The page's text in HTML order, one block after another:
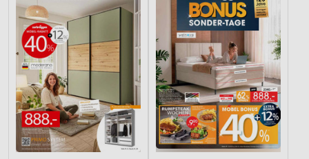
Geräte anhand von aktiv angeforderten
Informationen identifizieren
Nicht-IAB-Verarbeitungszwecke:
Notwendig
Performance
Funktional